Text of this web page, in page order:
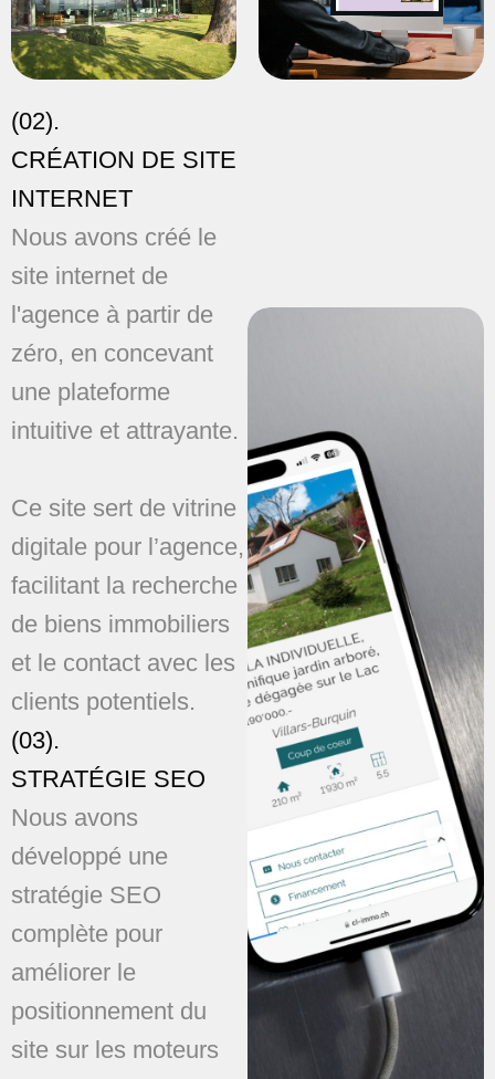
(02).
CRÉATION DE SITE
INTERNET
Nous avons créé le
site internet de
l'agence à partir de
zéro, en concevant
une plateforme
intuitive et attrayante.
Ce site sert de vitrine
digitale pour l’agence,
facilitant la recherche
de biens immobiliers
et le contact avec les
clients potentiels.
(03).
STRATÉGIE SEO
Nous avons
développé une
stratégie SEO
complète pour
améliorer le
positionnement du
site sur les moteurs